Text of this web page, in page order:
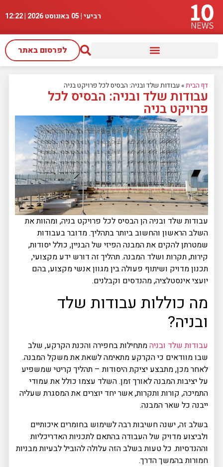
רביעי | 05 באוגוסט 2026 | 12:22
לפרסום באתר
דף הבית» עבודות שלד ובניה: הבסיס לכל פרויקט בניה
עבודות שלד ובניה: הבסיס לכל
פרויקט בניה
עבודות שלד ובניה הן הבסיס לכל פרויקט בניה, ומהוות את
השלב הראשון והחשוב ביותר בתהליך. מדובר בעבודות
שמטרתן להקים את המבנה הפיזי של הבניין, כולל יסודות,
קירות, תקרות ושלד המבנה. תהליך זה דורש ידע מקצועי,
תכנון מדויק ושיתוף פעולה בין מגוון אנשי מקצוע, בהם
יועצי אינסטלציה, מהנדסים וקבלנים.
מה כוללות עבודות שלד
ובניה?
עבודות שלד ובניהמתחילות בחפירה והכנת הקרקע, שלב
שבו מוודאים כי הקרקע מתאימה לשאת את משקל המבנה.
לאחר מכן, מתבצע יציקת היסודות – תהליך קריטי שמשפיע
על יציבות המבנה לאורך זמן. השלד עצמו כולל את עמודי
התמיכה, קורות ותקרות, אשר יחד יוצרים את המסגרת שעליה
ייבנה כל שאר המבנה.
בשלב זה, ישנה חשיבות רבה לשימוש בחומרים איכותיים
ולביצוע מדויק של העבודה בהתאם לתכניות האדריכליות
וההנדסיות. כל טעות בשלב הזה עלולה להוביל לבעיות מבניות
חמורות בהמשך הדרך.